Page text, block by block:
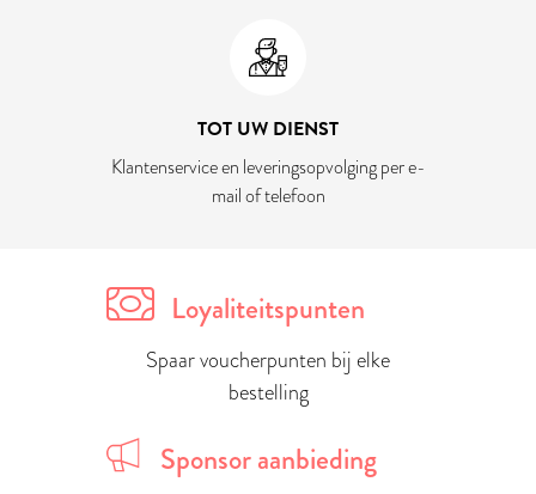
TOT UW DIENST
Klantenservice en leveringsopvolging per e-
mail of telefoon
Loyaliteitspunten
Spaar voucherpunten bij elke
bestelling
Sponsor aanbieding